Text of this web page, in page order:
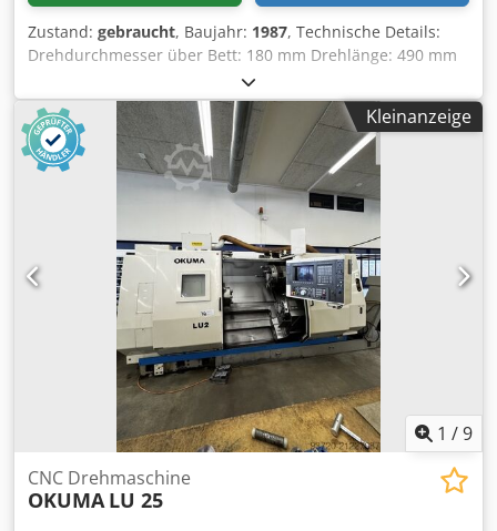
Zustand: gebraucht, Baujahr: 1987, Technische Details:
Drehdurchmesser über Bett: 180 mm Drehlänge: 490 mm
Umlaufdurchmesser: 450 mm Querweg: Z-Weg: 168 mm
Steuerung: Traub TX8D Drehzahl: 20 - 4000 U/min
Spindeldurchlass: Ø 60 mm Betriebsstunden
Einschaltstunden: 23.495 h Werkzeugrevolver: 12 tools
Gesamtleistungsbedarf: 38 kW Maschinengewicht ca.: 4,2 t
Abmessung Maschine ca. LxBxH: 3,6 x 2,5 x 2,2 m
Werkzeugaufnahme Zylinderschaft DIN 69880 (VDI 3425) Ø
40x63 Röhm Drehfutter Ø 200mm hydraulische Spannung
Bedienung erfolgt über Doppelfußschalter und
Schalttafel/Bedienpult. Kühlmitteleinrichtung Die Traub
führt einen integrierten Späneförderer mit einer
Auswurfhöhe von 1.100mm (derzeit ohne Funktion).
Zubehör: div. Kleinteile 8 div. Maschinenfüße ohne
Reitstock i.D. Csdpfju Ix N Sox An Uorf *
Kleinanzeige
1 /9
CNC Drehmaschine
OKUMA LU 25